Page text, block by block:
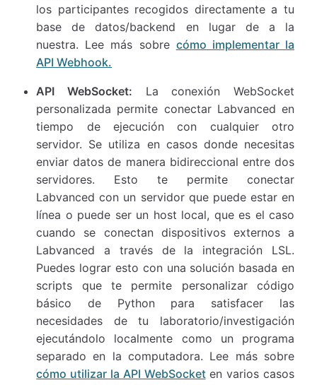
los participantes recogidos directamente a tu
base de datos/backend en lugar de a la
nuestra. Lee más sobre cómo implementar la
API Webhook.
API WebSocket: La conexión WebSocket
personalizada permite conectar Labvanced en
tiempo de ejecución con cualquier otro
servidor. Se utiliza en casos donde necesitas
enviar datos de manera bidireccional entre dos
servidores. Esto te permite conectar
Labvanced con un servidor que puede estar en
línea o puede ser un host local, que es el caso
cuando se conectan dispositivos externos a
Labvanced a través de la integración LSL.
Puedes lograr esto con una solución basada en
scripts que te permite personalizar código
básico de Python para satisfacer las
necesidades de tu laboratorio/investigación
ejecutándolo localmente como un programa
separado en la computadora. Lee más sobre
cómo utilizar la API WebSocketen varios casos